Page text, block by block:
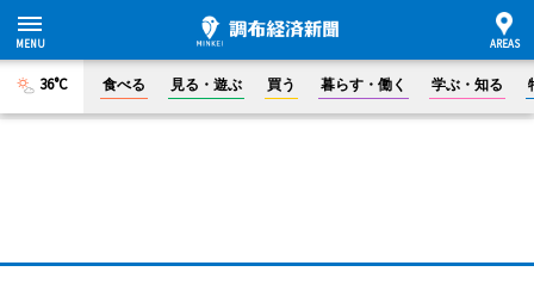
36°C 食べる 見る・遊ぶ 買う 暮らす・働く 学ぶ・知る